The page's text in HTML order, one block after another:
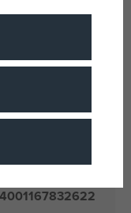
BABY born
BABY born
CN
4001167832622